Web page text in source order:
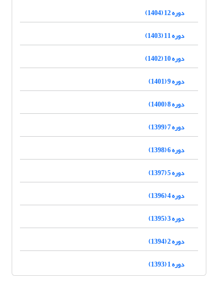
دوره 12 (1404)
دوره 11 (1403)
دوره 10 (1402)
دوره 9 (1401)
دوره 8 (1400)
دوره 7 (1399)
دوره 6 (1398)
دوره 5 (1397)
دوره 4 (1396)
دوره 3 (1395)
دوره 2 (1394)
دوره 1 (1393)